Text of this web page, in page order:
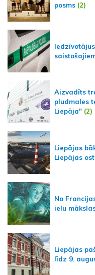
posms (2)
Aizvadīts
pludmales
Liepāja" (2)
Liepājas
Liepājas
No
ielu
Liepājas
līdz 9.